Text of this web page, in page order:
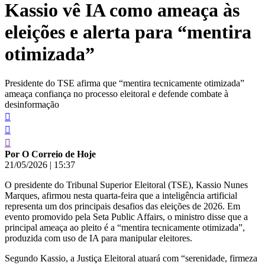
conteúdo
Kassio vê IA como ameaça às
eleições e alerta para “mentira
otimizada”
Presidente do TSE afirma que “mentira tecnicamente otimizada”
ameaça confiança no processo eleitoral e defende combate à
desinformação
Por O Correio de Hoje
21/05/2026 | 15:37
O presidente do Tribunal Superior Eleitoral (TSE), Kassio Nunes
Marques, afirmou nesta quarta-feira que a inteligência artificial
representa um dos principais desafios das eleições de 2026. Em
evento promovido pela Seta Public Affairs, o ministro disse que a
principal ameaça ao pleito é a “mentira tecnicamente otimizada”,
produzida com uso de IA para manipular eleitores.
Segundo Kassio, a Justiça Eleitoral atuará com “serenidade, firmeza